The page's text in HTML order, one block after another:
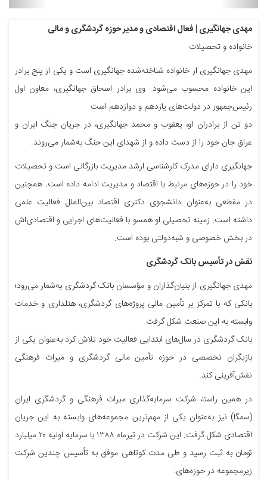
مهدی جهانگیری | فعال اقتصادی و مدیر حوزه گردشگری و مالی
خانواده و تحصیلات
مهدی جهانگیری از خانواده شناخته‌شده جهانگیری است و یکی از پنج برادر
این خانواده محسوب می‌شود. وی برادر اسحاق جهانگیری، معاون اول
رئیس‌جمهور در دولت‌های یازدهم و دوازدهم است.
دو تن از برادران او، یعقوب و محمد جهانگیری، در جریان جنگ ایران و
عراق جان خود را از دست داده و از شهدای این جنگ به‌شمار می‌روند.
جهانگیری دارای مدرک کارشناسی ارشد مدیریت بازرگانی است و تحصیلات
خود را در حوزه‌های مرتبط با اقتصاد و مدیریت ادامه داده است. همچنین
در مقطعی به‌عنوان دانشجوی دکتری اقتصاد بین‌الملل فعالیت علمی
داشته است. زمینه تحصیلی او همسو با فعالیت‌های اجرایی و اقتصادی‌اش
در بخش خصوصی و شبه‌دولتی بوده است.
نقش در تأسیس بانک گردشگری
مهدی جهانگیری از بنیان‌گذاران و مؤسسان بانک گردشگری به‌شمار می‌رود؛
بانکی که با تمرکز بر تأمین مالی پروژه‌های گردشگری، هتلداری و خدمات
وابسته به این صنعت شکل گرفت.
بانک گردشگری در سال‌های ابتدایی فعالیت خود تلاش کرد به‌عنوان یکی از
بازیگران تخصصی در حوزه تأمین مالی گردشگری و میراث فرهنگی
نقش‌آفرینی کند.
در همین راستا، شرکت سرمایه‌گذاری میراث فرهنگی و گردشگری ایران
(سمگا) نیز به‌عنوان یکی از مهم‌ترین مجموعه‌های وابسته به این جریان
اقتصادی شکل گرفت. این شرکت در تیرماه ۱۳۸۸ با سرمایه اولیه ۲۰ میلیارد
تومان به ثبت رسید و طی مدت کوتاهی موفق به تأسیس چندین شرکت
زیرمجموعه در حوزه‌های: